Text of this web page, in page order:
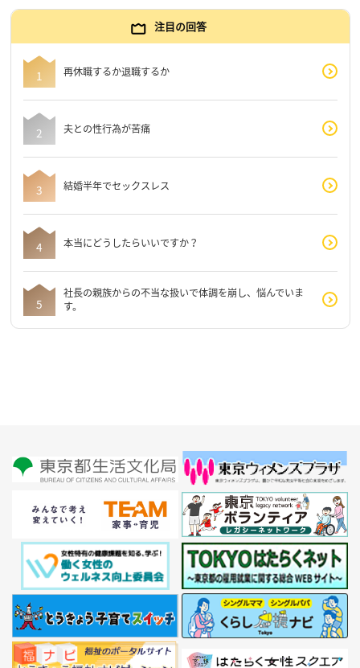
注目の回答
再休職するか退職するか
夫との性行為が苦痛
結婚半年でセックスレス
本当にどうしたらいいですか？
社長の親族からの不当な扱いで体調を崩し、悩んでいま
す。